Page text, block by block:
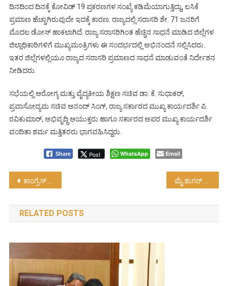
ದಿನದಿಂದ ದಿನಕ್ಕೆ ಕೋವಿಡ್ 19 ಪ್ರಕರಣಗಳ ಸಂಖ್ಯೆ ಕಡಿಮೆಯಾಗುತ್ತಿದ್ದು, ಲಸಿಕೆ
ಪ್ರಮಾಣ ಹೆಚ್ಚಾಗಿರುವುದೇ ಇದಕ್ಕೆ ಕಾರಣ. ರಾಜ್ಯದಲ್ಲಿ ಸರಾಸರಿ ಶೇ. 71 ಜನರಿಗೆ
ಮೊದಲ ಡೋಸ್ ಹಾಕಲಾಗಿದೆ. ರಾಜ್ಯ ಸರಾಸರಿಗಿಂತ ಹೆಚ್ಚಿನ ಸಾಧನೆ ಮಾಡಿದ ಜಿಲ್ಲೆಗಳ
ಜಿಲ್ಲಾಧಿಕಾರಿಗಳಿಗೆ ಮುಖ್ಯಮಂತ್ರಿಗಳು ಈ ಸಂದರ್ಭದಲ್ಲಿ ಅಭಿನಂದನೆ ಸಲ್ಲಿಸಿದರು.
ಇತರ ಜಿಲ್ಲೆಗಳಲ್ಲಿಯೂ ರಾಜ್ಯದ ಸರಾಸರಿ ಪ್ರಮಾಣದ ಸಾಧನೆ ಮಾಡುವಂತೆ ನಿರ್ದೇಶನ
ನೀಡಿದರು.
ಸಭೆಯಲ್ಲಿ ಆರೋಗ್ಯ ಮತ್ತು ವೈದ್ಯಕೀಯ ಶಿಕ್ಷಣ ಸಚಿವ ಡಾ. ಕೆ. ಸುಧಾಕರ್,
ಪ್ರವಾಸೋದ್ಯಮ ಸಚಿವ ಆನಂದ್ ಸಿಂಗ್, ರಾಜ್ಯ ಸರ್ಕಾರದ ಮುಖ್ಯ ಕಾರ್ಯದರ್ಶಿ ಪಿ.
ರವಿಕುಮಾರ್, ಅಭಿವೃದ್ಧಿ ಆಯುಕ್ತರು ಹಾಗೂ ಸರ್ಕಾರದ ಅಪರ ಮುಖ್ಯ ಕಾರ್ಯದರ್ಶಿ
ವಂದಿತಾ ಶರ್ಮ ಮತ್ತಿತರರು ಭಾಗವಹಿಸಿದ್ದರು.
Share Post WhatsApp Email
Post
navigation
ಕಾಂಗ್ರೆಸ್: ಪಿಕ್ ಪಾಕೆಟ್ ಸರ್ಕಾರ…!
RELATED POSTS